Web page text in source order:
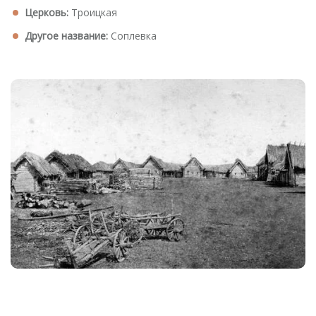
Церковь: Троицкая
Другое название: Соплевка